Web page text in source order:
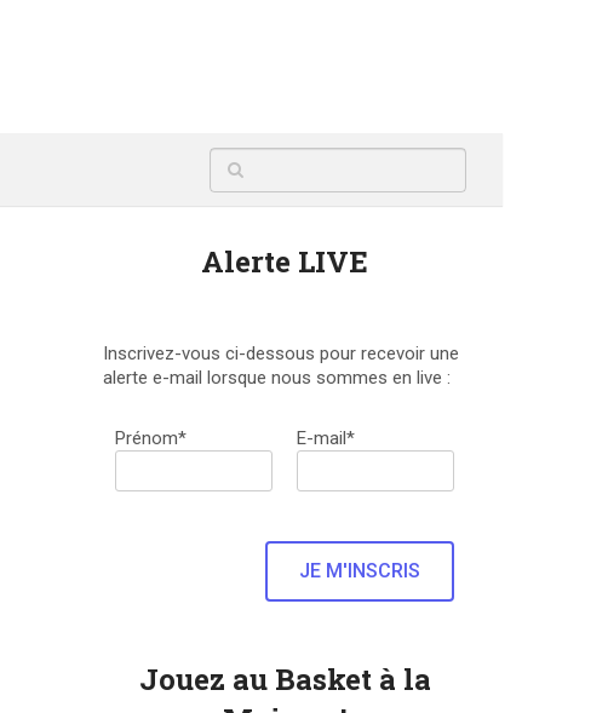
Alerte LIVE
Inscrivez-vous ci-dessous pour recevoir une
alerte e-mail lorsque nous sommes en live :
Prénom* E-mail*
Jouez au Basket à la